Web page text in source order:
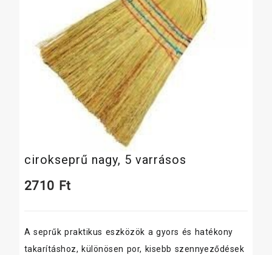
cirokseprű nagy, 5 varrásos
2710 Ft
A seprűk praktikus eszközök a gyors és hatékony
takarításhoz, különösen por, kisebb szennyeződések